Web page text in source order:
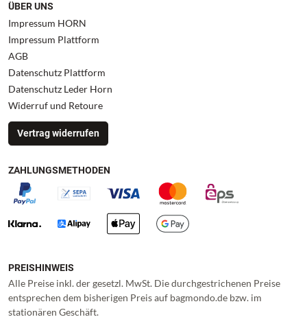
ÜBER UNS
Impressum HORN
Impressum Plattform
AGB
Datenschutz Plattform
Datenschutz Leder Horn
Widerruf und Retoure
Vertrag widerrufen
ZAHLUNGSMETHODEN
PREISHINWEIS
Alle Preise inkl. der gesetzl. MwSt. Die durchgestrichenen Preise
entsprechen dem bisherigen Preis auf bagmondo.de bzw. im
stationären Geschäft.